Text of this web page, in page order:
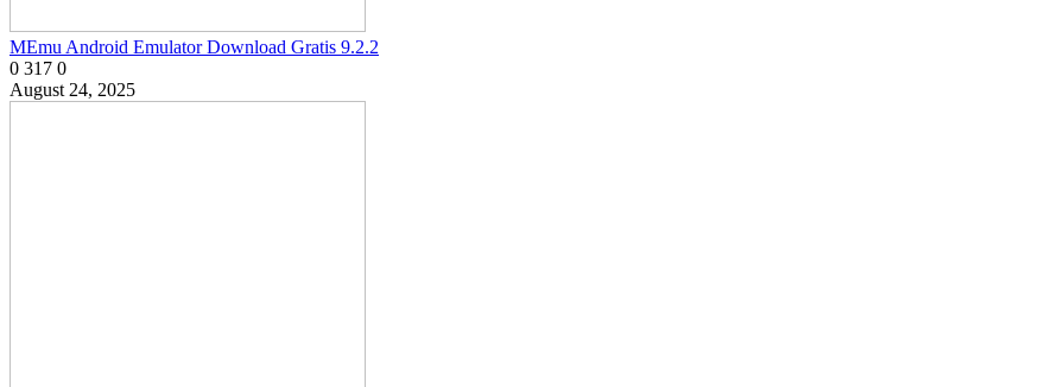
MEmu Android Emulator Download Gratis 9.2.2
0 317 0
August 24, 2025